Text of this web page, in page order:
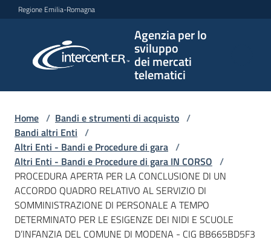
Vai al contenuto
Vai alla navigazione
Vai al footer
Regione Emilia-Romagna
Agenzia per lo
sviluppo
dei mercati
telematici
per lo
sviluppo
telematici
L'Agenzia
Bandi
e
Home / Bandi e strumenti di acquisto /
Bandi altri Enti /
Altri Enti - Bandi e Procedure di gara /
Altri Enti - Bandi e Procedure di gara IN CORSO /
PROCEDURA APERTA PER LA CONCLUSIONE DI UN
ACCORDO QUADRO RELATIVO AL SERVIZIO DI
SOMMINISTRAZIONE DI PERSONALE A TEMPO
DETERMINATO PER LE ESIGENZE DEI NIDI E SCUOLE
D’INFANZIA DEL COMUNE DI MODENA - CIG BB665BD5F3